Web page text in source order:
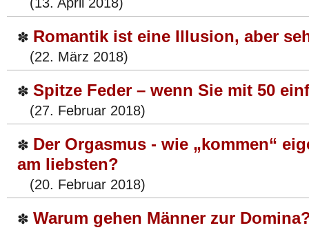
✽ Romantik ist eine Illusion, aber
(22. März 2018)
✽ Spitze Feder – wenn Sie mit 50
(27. Februar 2018)
✽ Der Orgasmus - wie „kommen“
am liebsten?
(20. Februar 2018)
✽ Warum gehen Männer zur